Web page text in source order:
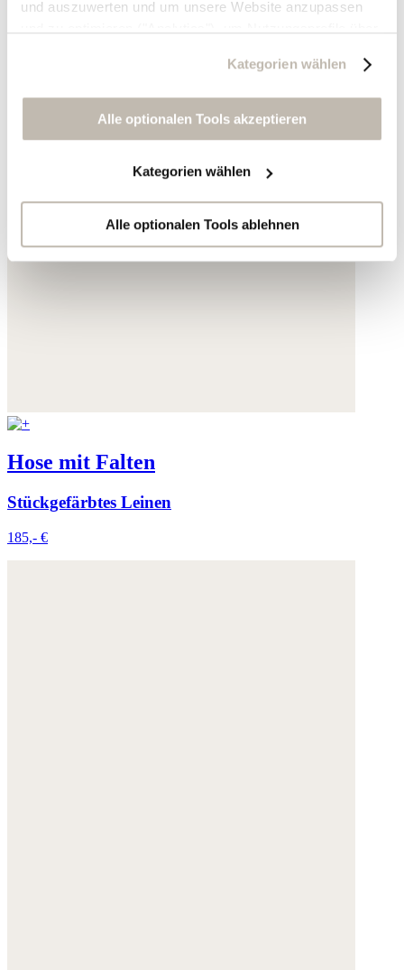
und auszuwerten und um unsere Website anzupassen
zu erstellen, um personalisierte Werbung auszuliefern,
Sie erneut mit Werbung anzusprechen sowie um unsere
Werbekampagnen auszuwerten ("Marketing").
Ihre Daten werden mit Dienstanbietern geteilt, die wir in
der Datenschutzerklärung genauer auflisten oder wenn
Sie auf "Kategorien wählen" klicken.
Indem Sie auf "Alle optionalen Tools akzeptieren" klicken,
Weitere Informationen:
Kategorien wählen
Alle optionalen Tools akzeptieren
Kategorien wählen
Alle optionalen Tools ablehnen
Hose mit Falten
Stückgefärbtes Leinen
185,- €